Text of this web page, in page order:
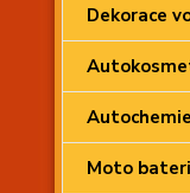
Dekorace
Moto